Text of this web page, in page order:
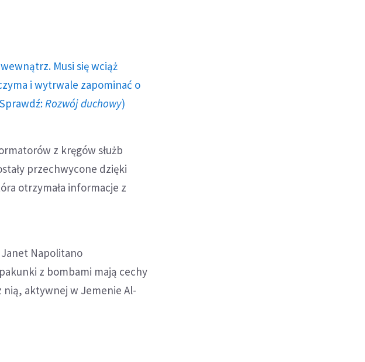
Musi się wciąż
i wytrwale zapominać o
Rozwój duchowy)
z kręgów służb
przechwycone dzięki
otrzymała informacje z
Napolitano
z bombami mają cechy
aktywnej w Jemenie Al-